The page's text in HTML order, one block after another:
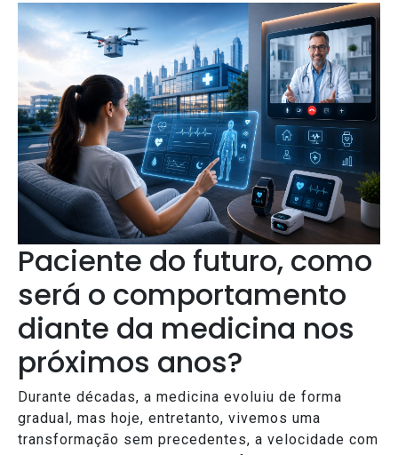
Paciente do futuro, como
será o comportamento
diante da medicina nos
próximos anos?
Durante décadas, a medicina evoluiu de forma
gradual, mas hoje, entretanto, vivemos uma
transformação sem precedentes, a velocidade com